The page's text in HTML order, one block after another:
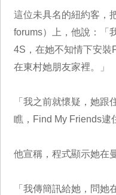
這位未具名的紐約客，
forums）上，他說：「
4S，在她不知情下安裝
在東村她朋友家裡。」
「我之前就懷疑，她
瞧，Find My Friends逮
他宣稱，程式顯示她在
「我傳簡訊給她，問